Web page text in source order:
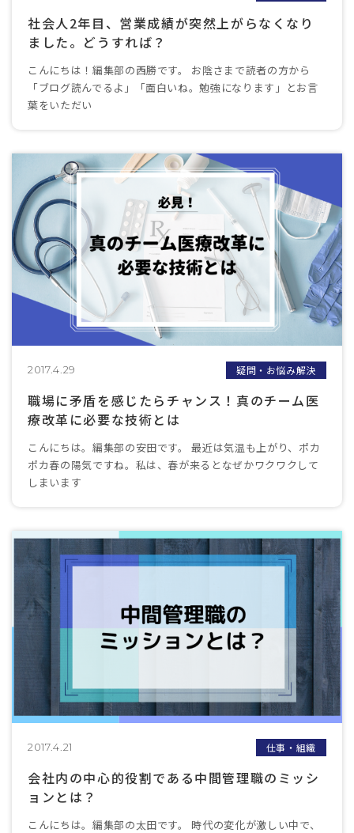
社会人2年目、営業成績が突然上がらなくなり
ました。どうすれば？
こんにちは！編集部の西勝です。 お陰さまで読者の方から
「ブログ読んでるよ」「面白いね。勉強になります」とお言
葉をいただい
2017.4.29 疑問・お悩み解決
職場に矛盾を感じたらチャンス！真のチーム医
療改革に必要な技術とは
こんにちは。編集部の安田です。 最近は気温も上がり、ポカ
ポカ春の陽気ですね。私は、春が来るとなぜかワクワクして
しまいます
2017.4.21 仕事・組織
会社内の中心的役割である中間管理職のミッシ
ョンとは？
こんにちは。編集部の太田です。 時代の変化が激しい中で、